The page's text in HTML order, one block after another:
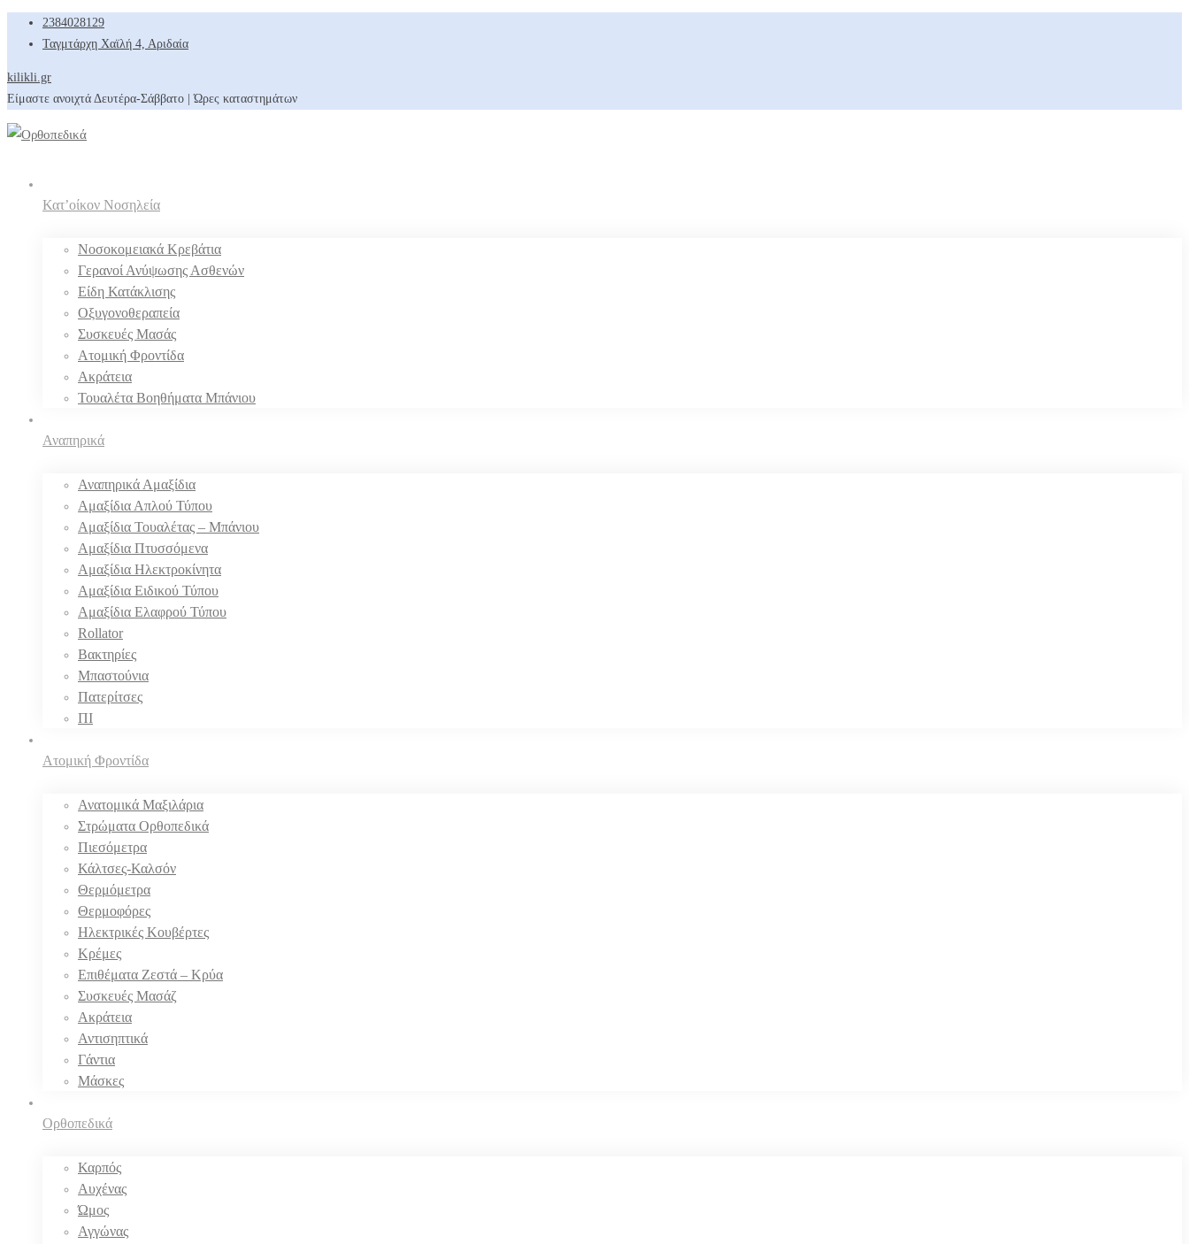
2384028129
Ταγμτάρχη Χαϊλή 4, Αριδαία
kilikli.gr
Είμαστε ανοιχτά Δευτέρα-Σάββατο | Ώρες καταστημάτων
Κατ’οίκον Νοσηλεία
Νοσοκομειακά Κρεβάτια
Γερανοί Ανύψωσης Ασθενών
Είδη Κατάκλισης
Οξυγονοθεραπεία
Συσκευές Μασάς
Ατομική Φροντίδα
Ακράτεια
Τουαλέτα Βοηθήματα Μπάνιου
Αναπηρικά
Αναπηρικά Αμαξίδια
Αμαξίδια Απλού Τύπου
Αμαξίδια Τουαλέτας – Μπάνιου
Αμαξίδια Πτυσσόμενα
Αμαξίδια Ηλεκτροκίνητα
Αμαξίδια Ειδικού Τύπου
Αμαξίδια Ελαφρού Τύπου
Rollator
Βακτηρίες
Μπαστούνια
Πατερίτσες
ΠΙ
Ατομική Φροντίδα
Ανατομικά Μαξιλάρια
Στρώματα Ορθοπεδικά
Πιεσόμετρα
Κάλτσες-Καλσόν
Θερμόμετρα
Θερμοφόρες
Ηλεκτρικές Κουβέρτες
Κρέμες
Επιθέματα Ζεστά – Κρύα
Συσκευές Μασάζ
Ακράτεια
Αντισηπτικά
Γάντια
Μάσκες
Ορθοπεδικά
Καρπός
Αυχένας
Ώμος
Αγγώνας